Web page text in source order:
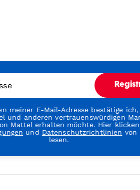
meiner E-Mail-Adresse bestätige
und anderen vertrauenswürdigen
Mattel erhalten möchte. Hier
und Datenschutzrichtlinien von
lesen.